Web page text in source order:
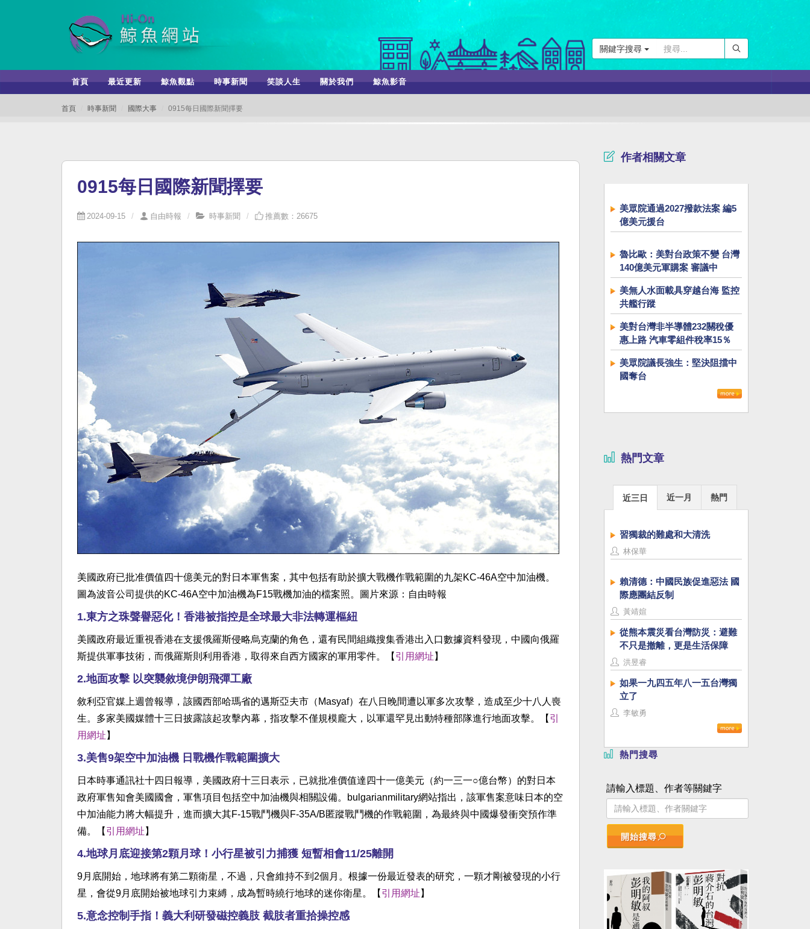
關鍵字搜尋
首頁 最近更新 鯨魚觀點 時事新聞 笑談人生 關於我們 鯨魚影音
首頁 時事新聞 國際大事 0915每日國際新聞擇要
0915每日國際新聞擇要
2024-09-15 自由時報 時事新聞 推薦數：26675
美國政府已批准價值四十億美元的對日本軍售案，其中包括有助於擴大戰機作戰範圍的九架KC-46A空中加油機。
圖為波音公司提供的KC-46A空中加油機為F15戰機加油的檔案照。圖片來源：自由時報
1.東方之珠聲譽惡化！香港被指控是全球最大非法轉運樞紐
美國政府最近重視香港在支援俄羅斯侵略烏克蘭的角色，還有民間組織搜集香港出入口數據資料發現，中國向俄羅
斯提供軍事技術，而俄羅斯則利用香港，取得來自西方國家的軍用零件。【 引用網址 】
2.地面攻擊 以突襲敘境伊朗飛彈工廠
敘利亞官媒上週曾報導，該國西部哈瑪省的邁斯亞夫市（Masyaf）在八日晚間遭以軍多次攻擊，造成至少十八人喪
生。多家美國媒體十三日披露該起攻擊內幕，指攻擊不僅規模龐大，以軍還罕見出動特種部隊進行地面攻擊。【 引
用網址 】
3.美售9架空中加油機 日戰機作戰範圍擴大
日本時事通訊社十四日報導，美國政府十三日表示，已就批准價值達四十一億美元（約一三一○億台幣）的對日本
政府軍售知會美國國會，軍售項目包括空中加油機與相關設備。bulgarianmilitary網站指出，該軍售案意味日本的空
中加油能力將大幅提升，進而擴大其F-15戰鬥機與F-35A/B匿蹤戰鬥機的作戰範圍，為最終與中國爆發衝突預作準
備。【 引用網址 】
4.地球月底迎接第2顆月球！小行星被引力捕獲 短暫相會11/25離開
9月底開始，地球將有第二顆衛星，不過，只會維持不到2個月。根據一份最近發表的研究，一顆才剛被發現的小行
星，會從9月底開始被地球引力束縛，成為暫時繞行地球的迷你衛星。【 引用網址 】
5.意念控制手指！義大利研發磁控義肢 截肢者重拾操控感
作者相關文章
美眾院通過2027撥款法案 編5
億美元援台
魯比歐：美對台政策不變 台灣
140億美元軍購案 審議中
美無人水面載具穿越台海 監控
共艦行蹤
美對台灣非半導體232關稅優
惠上路 汽車零組件稅率15％
美眾院議長強生：堅決阻擋中
國奪台
熱門文章
近三日 近一月 熱門
習獨裁的難處和大清洗
林保華
賴清德：中國民族促進惡法 國
際應團結反制
黃靖媗
從熊本震災看台灣防災：避難
不只是撤離，更是生活保障
洪昱睿
如果一九四五年八一五台灣獨
立了
李敏勇
熱門搜尋
請輸入標題、作者等關鍵字
開始搜尋